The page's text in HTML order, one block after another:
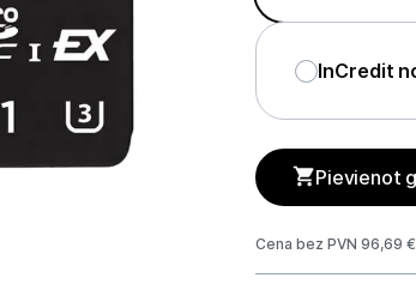
Portatīvie datori un piederumi
Audio
Stacionārie datori un piederumi
Spēļu konsoles un piederumi
InCredit
Pievienot
Cena bez PVN 96,69 €